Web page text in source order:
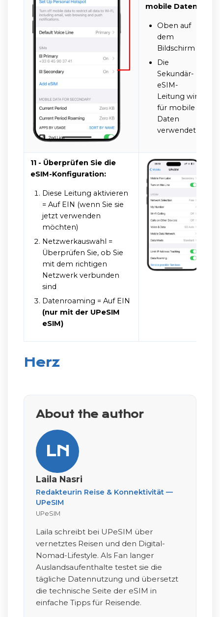
mobile Daten:
Oben auf
dem
Bildschirm
Die
Sekundär-
eSIM-
Leitung wird
für mobile
Daten
verwendet
11 - Überprüfen Sie die
eSIM-Konfiguration:
Diese Leitung aktivieren
= Auf EIN (wenn Sie sie
jetzt verwenden
möchten)
Netzwerkauswahl =
Überprüfen Sie, ob Sie
mit dem richtigen
Netzwerk verbunden
sind
Datenroaming = Auf EIN
(nur mit der UPeSIM
eSIM)
Herz
About the author
LN
Laila Nasri
Redakteurin Reise & Konnektivität —
UPeSIM
UPeSIM
Laila schreibt bei UPeSIM über
vernetztes Reisen und den Digital-
Nomad-Lifestyle. Als Fan langer
Auslandsaufenthalte testet sie die
tägliche Datennutzung und übersetzt
die technische Seite der eSIM in
einfache Tipps für Reisende.